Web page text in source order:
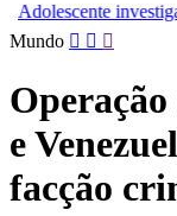
por tráfico e roubo
Pular
conteúdo
Mundo
e
facção